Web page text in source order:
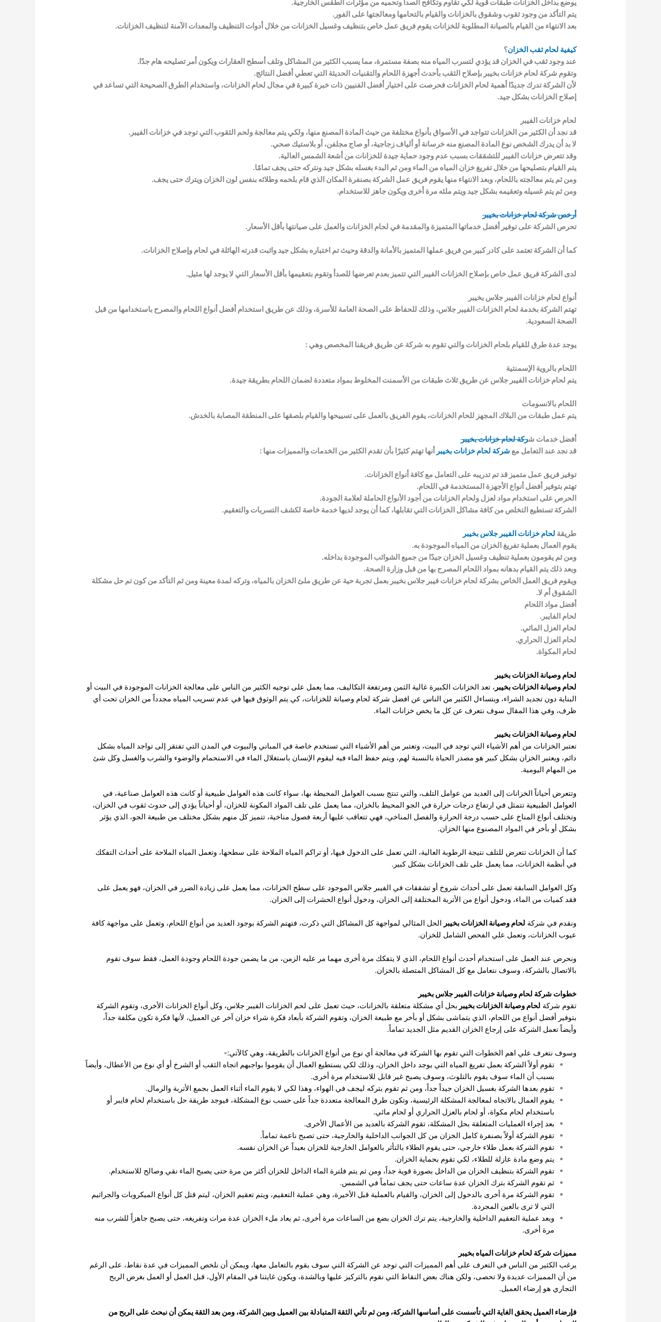
يوضع بداخل الخزانات طبقات قوية لكي تقاوم وتكافح الصدأ وتحميه من مؤثرات الطقس الخارجية.
يتم التأكد من وجود ثقوب وشقوق بالخزانات والقيام بالتحامها ومعالجتها على الفور.
بعد الانتهاء من القيام بالصيانة المطلوبة للخزانات يقوم فريق عمل خاص بتنظيف وغسيل الخزانات من خلال أدوات التنظيف والمعدات الآمنة لتنظيف الخزانات.
كيفية لحام ثقب الخزان؟
عند وجود ثقب في الخزان قد يؤدي لتسرب المياه منه بصفة مستمرة، مما يسبب الكثير من المشاكل وتلف أسطح العقارات ويكون أمر تصليحه هام جدًا.
وتقوم شركة لحام خزانات بخيبر بإصلاح الثقب بأحدث أجهزة اللحام والتقنيات الحديثة التي تعطي أفضل النتائج.
لأن الشركة تدرك جديدًا أهمية لحام الخزانات فحرصت على اختيار أفضل الفنيين ذات خبرة كبيرة في مجال لحام الخزانات، واستخدام الطرق الصحيحة التي تساعد في
إصلاح الخزانات بشكل جيد.
لحام خزانات الفيبر
قد نجد أن الكثير من الخزانات تتواجد في الأسواق بأنواع مختلفة من حيث المادة المصنع منها، ولكي يتم معالجة ولحم الثقوب التي توجد في خزانات الفيبر.
لا بد أن يدرك الشخص نوع المادة المصنع منه خرسانة أو ألياف زجاجية، أو صاج مجلفن، أو بلاستيك صحي.
وقد تتعرض خزانات الفيبر للتشققات بسبب عدم وجود حماية جيدة للخزانات من أشعة الشمس العالية.
يتم القيام بتصليحها من خلال تفريغ خزان المياه من الماء ومن ثم البدء بغسله بشكل جيد ونتركه حتى يجف تمامًا.
ومن ثم يتم معالجته باللحام، وبعد الانتهاء منها يقوم فريق عمل الشركة بصنفرة المكان الذي قام بلحمه وطلائه بنفس لون الخزان ويترك حتى يجف.
ومن ثم يتم غسيله وتعقيمه بشكل جيد ويتم ملئه مرة أخرى ويكون جاهز للاستخدام.
أرخص شركة لحام خزانات بخيبر
تحرص الشركة على توفير أفضل خدماتها المتميزة والمقدمة في لحام الخزانات والعمل على صيانتها بأقل الأسعار.
كما أن الشركة تعتمد على كادر كبير من فريق عملها المتميز بالأمانة والدقة وحيث تم اختباره بشكل جيد واثبت قدرته الهائلة في لحام وإصلاح الخزانات.
لدى الشركة فريق عمل خاص بإصلاح الخزانات الفيبر التي تتميز بعدم تعرضها للصدأ وتقوم بتعقيمها بأقل الأسعار التي لا يوجد لها مثيل.
أنواع لحام خزانات الفيبر جلاس بخيبر
تهتم الشركة بخدمة لحام الخزانات الفيبر جلاس، وذلك للحفاظ على الصحة العامة للأسرة، وذلك عن طريق استخدام أفضل أنواع اللحام والمصرح باستخدامها من قبل
الصحة السعودية.
يوجد عدة طرق للقيام بلحام الخزانات والتي تقوم به شركة عن طريق فريقنا المخصص وهي :
اللحام بالروية الإسمنتية
يتم لحام خزانات الفيبر جلاس عن طريق ثلاث طبقات من الأسمنت المخلوط بمواد متعددة لضمان اللحام بطريقة جيدة.
اللحام بالانسومات
يتم عمل طبقات من البلاك المجهز للحام الخزانات، يقوم الفريق بالعمل على تسييحها والقيام بلصقها على المنطقة المصابة بالخدش.
أفضل خدمات شركة لحام خزانات بخيبر
قد نجد عند التعامل مع شركة لحام خزانات بخيبر أنها تهتم كثيرًا بأن تقدم الكثير من الخدمات والمميزات منها :
توفير فريق عمل متميز قد تم تدريبه على التعامل مع كافة أنواع الخزانات.
تهتم بتوفير أفضل أنواع الأجهزة المستخدمة في اللحام.
الحرص على استخدام مواد لعزل ولحام الخزانات من أجود الأنواع الحاملة لعلامة الجودة.
الشركة تستطيع التخلص من كافة مشاكل الخزانات التي تقابلها، كما أن يوجد لديها خدمة خاصة لكشف التسربات والتعقيم.
طريقة لحام خزانات الفيبر جلاس بخيبر
يقوم العمال بعملية تفريغ الخزان من المياه الموجودة به.
ومن ثم يقومون بعملية تنظيف وغسيل الخزان جيدًا من جميع الشوائب الموجودة بداخله.
وبعد ذلك يتم القيام بدهانه بمواد اللحام المصرح بها من قبل وزارة الصحة.
ويقوم فريق العمل الخاص بشركة لحام خزانات فيبر جلاس بخيبر بعمل تجربة حية عن طريق ملئ الخزان بالمياه، وتركه لمدة معينة ومن ثم التأكد من كون تم حل مشكلة
الشقوق أم لا.
أفضل مواد اللحام
لحام الفايبر.
لحام العزل المائي.
لحام العزل الحراري.
لحام المكواة.
لحام وصيانة الخزانات بخيبر
لحام وصيانة الخزانات بخيبر ، تعد الخزانات الكبيرة غالية الثمن ومرتفعة التكاليف، مما يعمل على توجيه الكثير من الناس على معالجة الخزانات الموجودة في البيت أو
البناية دون تجديد الشراء، ويتساءل الكثير من الناس عن افضل شركة لحام وصيانة للخزانات، كي يتم الوثوق فيها في عدم تسريب المياه مجدداً من الخزان تحت أي
ظرف، وفي هذا المقال سوف نتعرف عن كل ما يخص خزانات الماء.
لحام وصيانة الخزانات بخيبر
تعتبر الخزانات من أهم الأشياء التي توجد في البيت، وتعتبر من أهم الأشياء التي تستخدم خاصة في المباني والبيوت في المدن التي تفتقر إلى تواجد المياه بشكل
دائم، ويعتبر الخزان بشكل كبير هو مصدر الحياة بالنسبة لهم، ويتم حفظ الماء فيه ليقوم الإنسان باستغلال الماء في الاستحمام والوضوء والشرب والغسل وكل شئ
من المهام اليومية.
وتتعرض أحياناً الخزانات إلى العديد من عوامل التلف، والتي تنتج بسبب العوامل المحيطة بها، سواء كانت هذه العوامل طبيعية أو كانت هذه العوامل صناعية، في
العوامل الطبيعية تتمثل في ارتفاع درجات حرارة في الجو المحيط بالخزان، مما يعمل على تلف المواد المكونة للخزان، أو أحياناً يؤدي إلى حدوث ثقوب في الخزان،
وتختلف أنواع المناخ على حسب درجة الحرارة والفصل المناخي، فهي تتعاقب عليها أربعة فصول مناخية، تتميز كل منهم بشكل مختلف من طبيعة الجو، الذي يؤثر
بشكل أو بأخر في المواد المصنوع منها الخزان.
كما أن الخزانات تتعرض للتلف نتيجة الرطوبة العالية، التي تعمل على الدخول فيها، أو تراكم المياه الملاحة على سطحها، وتعمل المياه الملاحة على أحداث التفكك
في أنظمة الخزانات، مما يعمل على تلف الخزانات بشكل كبير.
وكل العوامل السابقة تعمل على أحداث شروخ أو تشققات في الفيبر جلاس الموجود على سطح الخزانات، مما يعمل على زيادة الضرر في الخزان، فهو يعمل على
فقد كميات من الماء، ودخول أنواع من الأتربة المختلفة إلى الخزان، ودخول أنواع الحشرات إلى الخزان.
ونقدم في شركة لحام وصيانة الخزانات بخيبر الحل المثالي لمواجهة كل المشاكل التي ذكرت، فتهتم الشركة بوجود العديد من أنواع اللحام، وتعمل على مواجهة كافة
عيوب الخزانات، وتعمل علي الفحص الشامل للخزان.
ونحرص عند العمل على استخدام أحدث أنواع اللحام، الذي لا يتفكك مرة أخرى مهما مر عليه الزمن، من ما يضمن جودة اللحام وجودة العمل، فقط سوف تقوم
بالاتصال بالشركة، وسوف نتعامل مع كل المشاكل المتصلة بالخزان.
خطوات شركة لحام وصيانة خزانات الفيبر جلاس بخيبر
تقوم شركة لحام وصيانة الخزانات بخيبر بحل أي مشكلة متعلقة بالخزانات، حيث تعمل على لحم الخزانات الفيبر جلاس، وكل أنواع الخزانات الأخرى، وتقوم الشركة
بتوفير أفضل أنواع من اللحام، الذي يتماشى بشكل أو بأخر مع طبيعة الخزان، وتقوم الشركة بأبعاد فكرة شراء خزان آخر عن العميل، لأنها فكرة تكون مكلفة جداً،
وأيضاً تعمل الشركة على إرجاع الخزان القديم مثل الجديد تماماً.
وسوف نتعرف علي اهم الخطوات التي تقوم بها الشركة في معالجة أي نوع من أنواع الخزانات بالطريقة، وهي كالآتي:-
تقوم أولاً الشركة بعمل تفريغ المياه التي يوجد داخل الخزان، وذلك لكي يستطيع العمال أن يقوموا بواجبهم اتجاه الثقب أو الشرخ أو أي نوع من الأعطال، وأيضاً
بسبب أن الماء سوف يقوم بالتلوث، وسوف يصبح غير قابل للاستخدام مرة أخرى.
تقوم بعدها الشركة بغسيل الخزان جيداً جداً، ومن ثم تقوم بتركه ليجف في الهواء، وهذا لكي لا يقوم الماء أثناء العمل بجمع الأتربة والرمال.
يقوم العمال بالاتجاه لمعالجة المشكلة الرئيسية، وتكون طرق المعالجة متعددة جداً على حسب نوع المشكلة، فيوجد طريقة حل باستخدام لحام فايبر أو
باستخدام لحام مكواة، أو لحام بالعزل الحراري أو لحام مائي.
بعد إجراء العمليات المتعلقة بحل المشكلة، تقوم الشركة بالعديد من الأعمال الأخرى.
تقوم الشركة أولاً بصنفرة كامل الخزان من كل الجوانب الداخلية والخارجية، حتى تصبح ناعمة تماماً.
تقوم الشركة بعمل طلاء خارجي، حتى يقوم الطلاء بالتأثر بالعوامل الخارجية للخزان بعيداً عن الخزان نفسه.
يتم وضع مادة عازلة للطلاء، لكي تقوم بحماية الخزان.
تقوم الشركة بتنظيف الخزان من الداخل بصورة قوية جداً، ومن ثم يتم فلترة الماء الداخل للخزان أكثر من مرة حتى يصبح الماء نقي وصالح للاستخدام.
ثم تقوم الشركة بترك الخزان عدة ساعات حتى يجف تماماً في الشمس.
تقوم الشركة مرة أخرى بالدخول إلى الخزان، والقيام بالعملية قبل الأخيرة، وهي عملية التعقيم، ويتم تعقيم الخزان، ليتم قتل كل أنواع الميكروبات والجراثيم
التي لا ترى بالعين المجردة.
وبعد عملية التعقيم الداخلية والخارجية، يتم ترك الخزان بضع من الساعات مرة أخرى، ثم يعاد ملء الخزان عدة مرات وتفريغه، حتى يصبح جاهزاً للشرب منه
مرة أخرى.
مميزات شركة لحام خزانات المياه بخيبر
يرغب الكثير من الناس في التعرف على أهم المميزات التي توجد عن الشركة التي سوف يقوم بالتعامل معها، ويمكن أن نلخص المميزات في عدة نقاط، على الرغم
من أن المميزات عديدة ولا تحصى، ولكن هناك بعض النقاط التي نقوم بالتركيز عليها وبالشدة، ويكون غايتنا في المقام الأول، قبل العمل أو العمل بغرض الربح
التجاري هو إرضاء العميل.
فإرضاء العميل يحقق الغاية التي تأسست على أساسها الشركة، ومن ثم تأتي الثقة المتبادلة بين العميل وبين الشركة، ومن بعد الثقة يمكن أن نبحث على الربح من